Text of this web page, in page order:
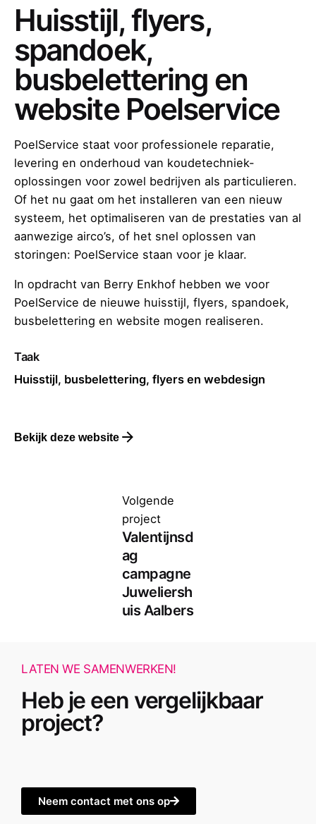
Huisstijl, flyers,
spandoek,
busbelettering en
website Poelservice
PoelService staat voor professionele reparatie,
levering en onderhoud van koudetechniek-
oplossingen voor zowel bedrijven als particulieren.
Of het nu gaat om het installeren van een nieuw
systeem, het optimaliseren van de prestaties van al
aanwezige airco’s, of het snel oplossen van
storingen: PoelService staan voor je klaar.
In opdracht van Berry Enkhof hebben we voor
PoelService de nieuwe huisstijl, flyers, spandoek,
busbelettering en website mogen realiseren.
Taak
Huisstijl, busbelettering, flyers en webdesign
Bekijk deze website
Volgende
project
Valentijnsd
ag
campagne
Juweliersh
uis Aalbers
LATEN WE SAMENWERKEN!
Heb je een vergelijkbaar
project?
Neem contact met ons op